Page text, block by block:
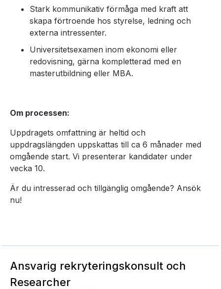
Stark kommunikativ förmåga med kraft att
skapa förtroende hos styrelse, ledning och
externa intressenter.
Universitetsexamen inom ekonomi eller
redovisning, gärna kompletterad med en
masterutbildning eller MBA.
Om processen:
Uppdragets omfattning är heltid och
uppdragslängden uppskattas till ca 6 månader med
omgående start. Vi presenterar kandidater under
vecka 10.
Är du intresserad och tillgänglig omgående? Ansök
nu!
Ansvarig rekryteringskonsult och
Researcher